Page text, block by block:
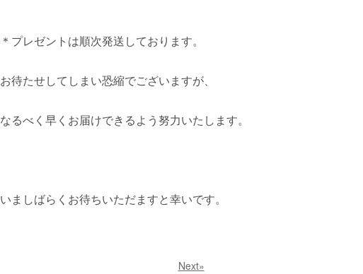
＊プレゼントは順次発送しております。
お待たせしてしまい恐縮でございますが、
なるべく早くお届けできるよう努力いたします。
いましばらくお待ちいただますと幸いです。
Next»